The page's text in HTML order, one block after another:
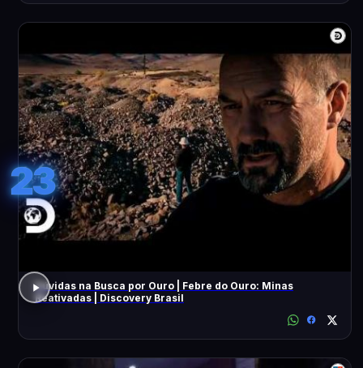
23
Dúvidas na Busca por Ouro | Febre do Ouro: Minas
Reativadas | Discovery Brasil